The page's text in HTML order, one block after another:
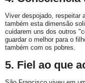
Viver despojado, respeitar
também esta dimensão
cuidarem uns dos outros
guardar o melhor para o
também com os pobres.
5. Fiel ao que